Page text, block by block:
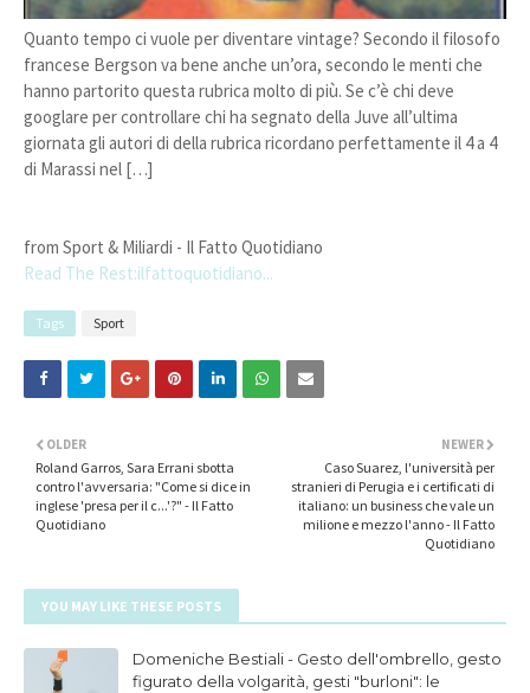
Quanto tempo ci vuole per diventare vintage? Secondo il filosofo
francese Bergson va bene anche un’ora, secondo le menti che
hanno partorito questa rubrica molto di più. Se c’è chi deve
googlare per controllare chi ha segnato della Juve all’ultima
giornata gli autori di della rubrica ricordano perfettamente il 4 a 4
di Marassi nel […]
from Sport & Miliardi - Il Fatto Quotidiano
Read The Rest:ilfattoquotidiano...
Tags Sport
NEWER
Caso Suarez, l'università per
stranieri di Perugia e i certificati di
italiano: un business che vale un
milione e mezzo l'anno - Il Fatto
Quotidiano
OLDER
Roland Garros, Sara Errani sbotta
contro l'avversaria: "Come si dice in
inglese 'presa per il c...'?" - Il Fatto
Quotidiano
YOU MAY LIKE THESE POSTS
Domeniche Bestiali - Gesto dell'ombrello, gesto
figurato della volgarità, gesti "burloni": le